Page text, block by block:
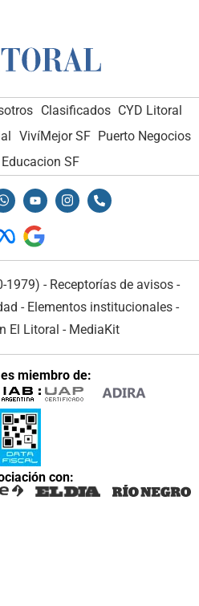
Clasificados CYD Litoral
VivíMejor SF Puerto Negocios
Educacion SF
1979) - Receptorías de avisos -
- Elementos institucionales -
El Litoral - MediaKit
miembro de:
con: